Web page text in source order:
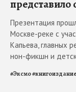
Презентация
Москве-реке с
Капьева, главных
нон-фикшн и
#Эксмо#книгоиздание